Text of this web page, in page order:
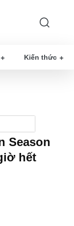
Kiến thức
Season
hết